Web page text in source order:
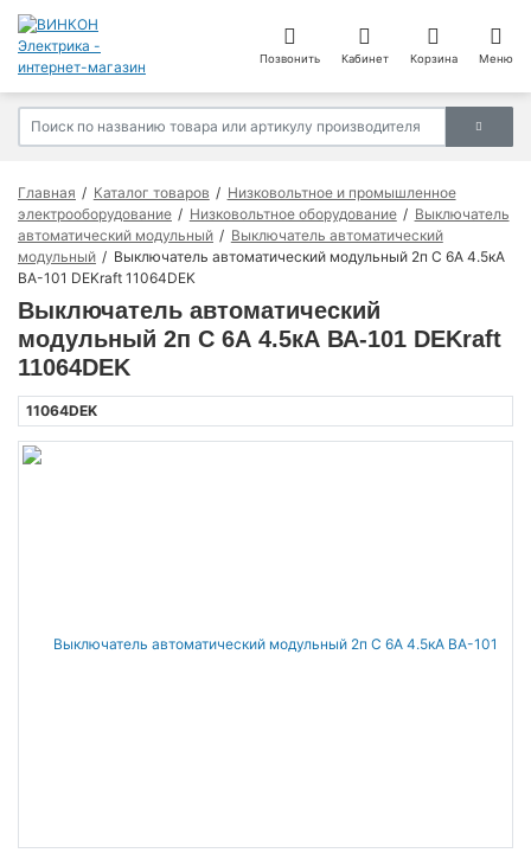
Позвонить Кабинет Корзина Меню
Главная Каталог товаров
Низковольтное и промышленное
электрооборудование
Низковольтное оборудование
Выключатель
автоматический модульный
Выключатель автоматический
модульный
Выключатель автоматический модульный 2п C 6А 4.5кА
ВА-101 DEKraft 11064DEK
Выключатель автоматический
модульный 2п C 6А 4.5кА ВА-101 DEKraft
11064DEK
11064DEK